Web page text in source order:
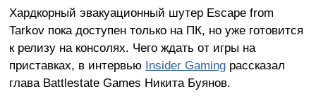
Хардкорный эвакуационный шутер Escape from
Tarkov пока доступен только на ПК, но уже готовится
к релизу на консолях. Чего ждать от игры на
приставках, в интервью Insider Gamingрассказал
глава Battlestate Games Никита Буянов.